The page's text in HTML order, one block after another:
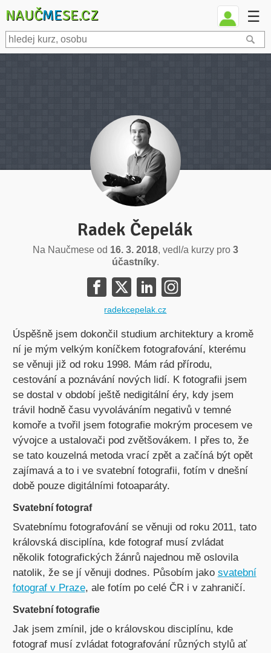
NAUČMESE.CZ ☰
Radek Čepelák
Na Naučmese od 16. 3. 2018, vedl/a kurzy pro 3
účastníky.
radekcepelak.cz
Úspěšně jsem dokončil studium architektury a kromě
ní je mým velkým koníčkem fotografování, kterému
se věnuji již od roku 1998. Mám rád přírodu,
cestování a poznávání nových lidí. K fotografii jsem
se dostal v období ještě nedigitální éry, kdy jsem
trávil hodně času vyvoláváním negativů v temné
komoře a tvořil jsem fotografie mokrým procesem ve
vývojce a ustalovači pod zvětšovákem. I přes to, že
se tato kouzelná metoda vrací zpět a začíná být opět
zajímavá a to i ve svatební fotografii, fotím v dnešní
době pouze digitálními fotoaparáty.
Svatební fotograf
Svatebnímu fotografování se věnuji od roku 2011, tato
královská disciplína, kde fotograf musí zvládat
několik fotografických žánrů najednou mě oslovila
natolik, že se jí věnuji dodnes. Působím jako svatební
fotograf v Praze, ale fotím po celé ČR i v zahraničí.
Svatební fotografie
Jak jsem zmínil, jde o královskou disciplínu, kde
fotograf musí zvládat fotografování různých stylů ať